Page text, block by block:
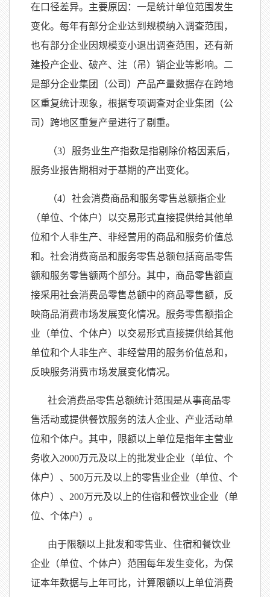
在口径差异。主要原因：一是统计单位范围发生
变化。每年有部分企业达到规模纳入调查范围，
也有部分企业因规模变小退出调查范围，还有新
建投产企业、破产、注（吊）销企业等影响。二
是部分企业集团（公司）产品产量数据存在跨地
区重复统计现象，根据专项调查对企业集团（公
司）跨地区重复产量进行了剔重。
（3）服务业生产指数是指剔除价格因素后，
服务业报告期相对于基期的产出变化。
（4）社会消费商品和服务零售总额指企业
（单位、个体户）以交易形式直接提供给其他单
位和个人非生产、非经营用的商品和服务价值总
和。社会消费商品和服务零售总额包括商品零售
额和服务零售额两个部分。其中，商品零售额直
接采用社会消费品零售总额中的商品零售额，反
映商品消费市场发展变化情况。服务零售额指企
业（单位、个体户）以交易形式直接提供给其他
单位和个人非生产、非经营用的服务价值总和，
反映服务消费市场发展变化情况。
社会消费品零售总额统计范围是从事商品零
售活动或提供餐饮服务的法人企业、产业活动单
位和个体户。其中，限额以上单位是指年主营业
务收入2000万元及以上的批发业企业（单位、个
体户）、500万元及以上的零售业企业（单位、个
体户）、200万元及以上的住宿和餐饮业企业（单
位、个体户）。
由于限额以上批发和零售业、住宿和餐饮业
企业（单位、个体户）范围每年发生变化，为保
证本年数据与上年可比，计算限额以上单位消费